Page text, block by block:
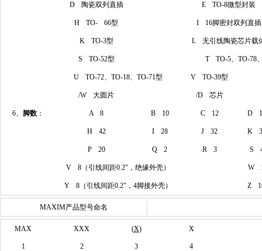
D 陶瓷双列直插 E TO-8微型封装
H TO- 66型 I 16脚密封双列直插
K TO-3型 L 无引线陶瓷芯片载
S TO-52型 T TO-5、TO-78
U TO-72、TO-18、TO-71型 V TO-39型
/W 大圆片 /D 芯片
6、 脚数： A 8 B 10 C 12 D
H 42 I 28 J 32 K
P 20 Q 2 R 3 S
V 8（引线间距0.2"，绝缘外壳） W
Y 8（引线间距0.2"，4脚接外壳） Z
MAXIM产品型号命名
MAX XXX (X) X
1 2 3 4